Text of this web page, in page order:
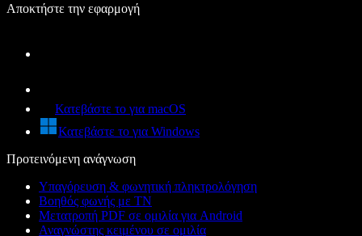
Αποκτήστε την εφαρμογή
Κατεβάστε το για macOS
Κατεβάστε το για Windows
Προτεινόμενη ανάγνωση
Υπαγόρευση & φωνητική πληκτρολόγηση
Βοηθός φωνής με ΤΝ
Μετατροπή PDF σε ομιλία για Android
Αναγνώστης κειμένου σε ομιλία